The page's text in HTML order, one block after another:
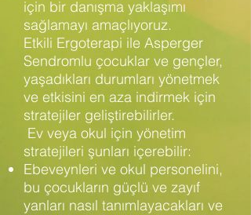
için bir danışma yaklaşımı
sağlamayı amaçlıyoruz.
Etkili Ergoterapi ile Asperger
Sendromlu çocuklar ve gençler,
yaşadıkları durumları yönetmek
ve etkisini en aza indirmek için
stratejiler geliştirebilirler.
Ev veya okul için yönetim
stratejileri şunları içerebilir:
Ebeveynleri ve okul personelini,
bu çocukların güçlü ve zayıf
yanları nasıl tanımlayacakları ve